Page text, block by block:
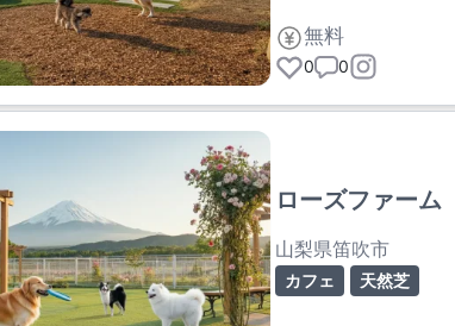
無料
0 0
ローズファーム
山梨県笛吹市
カフェ 天然芝